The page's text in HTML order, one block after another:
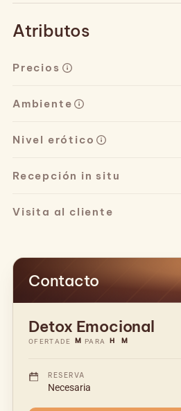
Atributos
Precios
Ambiente
Nivel erótico
Recepción in situ
Visita al cliente
Contacto
Detox Emocional
OFERTA DE M PARA H M
RESERVA
Necesaria